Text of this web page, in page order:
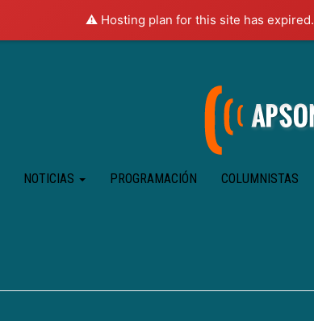
⚠️ Hosting plan for this site has expired.
NOTICIAS PROGRAMACIÓN COLUMNISTAS